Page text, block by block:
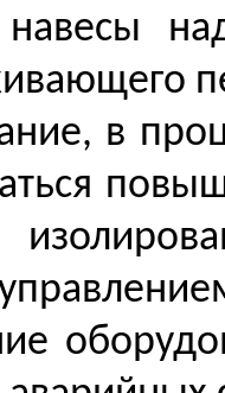
навесы
в